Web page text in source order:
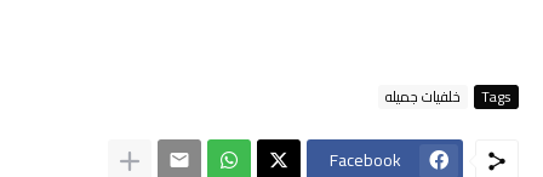
Tags خلفيات جميله
Facebook